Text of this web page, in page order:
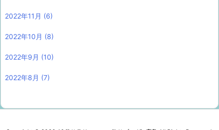
2022年11月 (6)
2022年10月 (8)
2022年9月 (10)
2022年8月 (7)